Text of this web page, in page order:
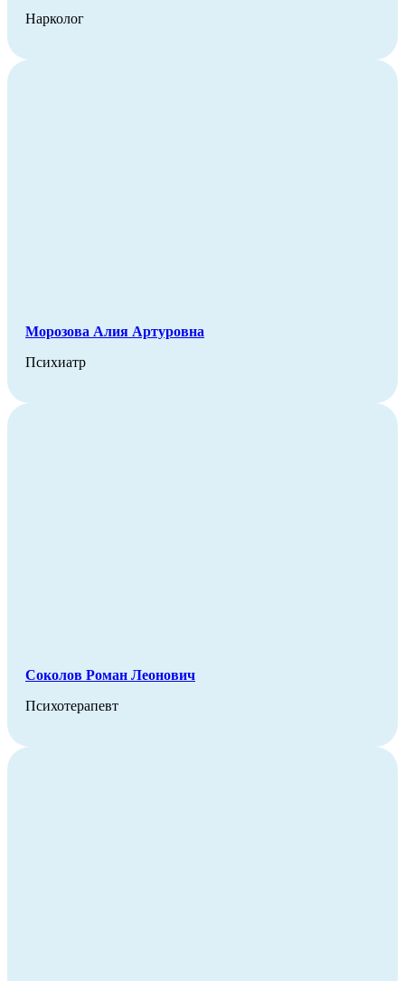
Нарколог
Морозова Алия Артуровна
Психиатр
Соколов Роман Леонович
Психотерапевт